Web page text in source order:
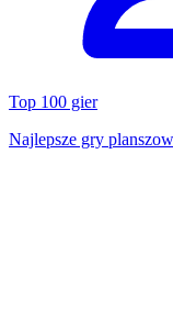
Top 100 gier
Najlepsze gry